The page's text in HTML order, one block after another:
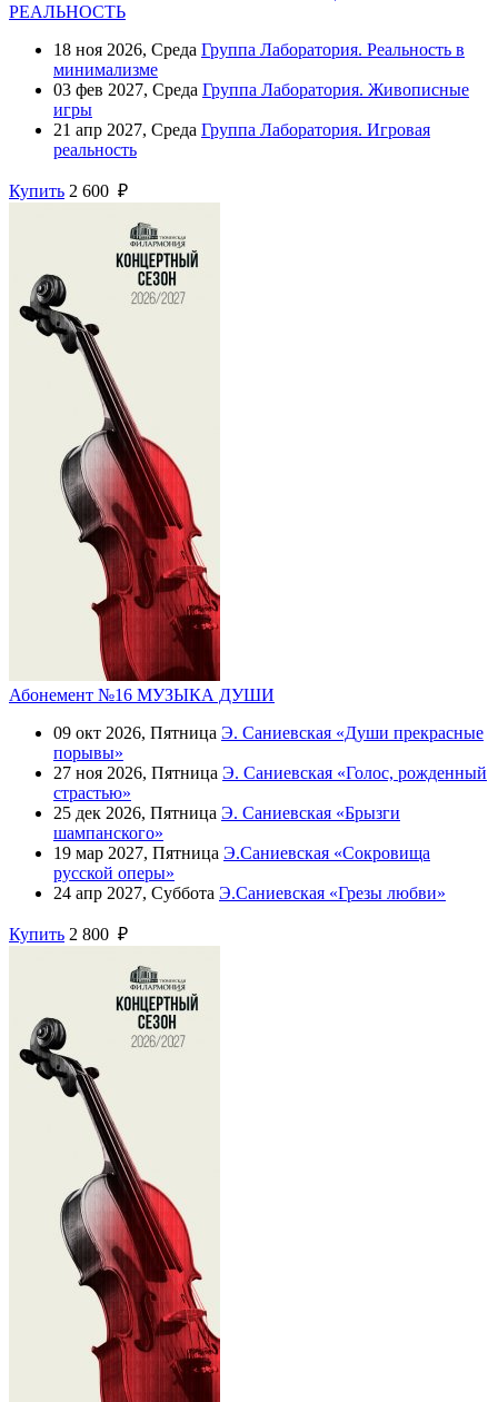
РЕАЛЬНОСТЬ
18 ноя 2026, Среда Группа Лаборатория. Реальность в
минимализме
03 фев 2027, Среда Группа Лаборатория. Живописные
игры
21 апр 2027, Среда Группа Лаборатория. Игровая
реальность
Купить 2 600 ₽
Абонемент №16 МУЗЫКА ДУШИ
09 окт 2026, Пятница Э. Саниевская «Души прекрасные
порывы»
27 ноя 2026, Пятница Э. Саниевская «Голос, рожденный
страстью»
25 дек 2026, Пятница Э. Саниевская «Брызги
шампанского»
19 мар 2027, Пятница Э.Саниевская «Сокровища
русской оперы»
24 апр 2027, Суббота Э.Саниевская «Грезы любви»
Купить 2 800 ₽